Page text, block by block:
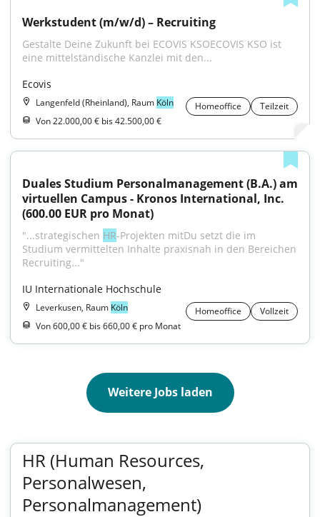
Werkstudent (m/w/d) – Recruiting
Gestalte Deine Zukunft bei ECOVIS KSOECOVIS KSO ist
eine mittelständische Kanzlei mit den...
Ecovis
Langenfeld (Rheinland), Raum Köln Homeoffice
Teilzeit
Von 22.000,00 € bis 42.500,00 €
Duales Studium Personalmanagement (B.A.) am
virtuellen Campus - Kronos International, Inc.
(600.00 EUR pro Monat)
"...strategischen HR-Projekten mitDu setzt die im
Studium vermittelten Inhalte praxisnah in den Bereichen
Recruiting..."
IU Internationale Hochschule
Leverkusen, Raum Köln Homeoffice
Vollzeit
Von 600,00 € bis 660,00 € pro Monat
Weitere Jobs laden
HR (Human Resources,
Personalwesen,
Personalmanagement)